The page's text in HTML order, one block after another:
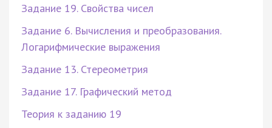
Задание 19. Свойства чисел
Задание 6. Вычисления и преобразования.
Логарифмические выражения
Задание 13. Стереометрия
Задание 17. Графический метод
Теория к заданию 19